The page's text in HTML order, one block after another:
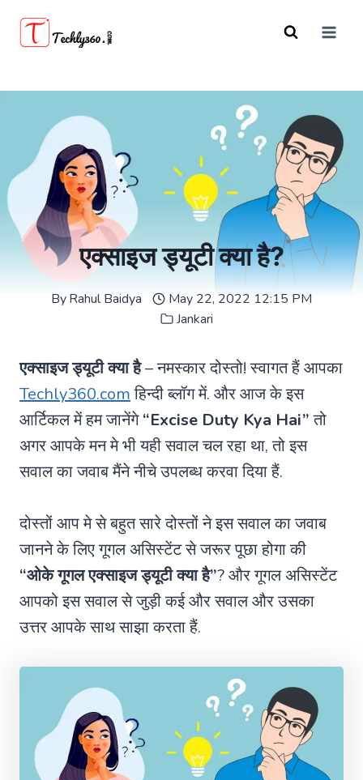
एक्साइज ड्यूटी क्या है?
ByRahul Baidya
May 22, 2022 12:15 PM
Jankari
एक्साइज ड्यूटी क्या है– नमस्कार दोस्तो! स्वागत हैं आपका
Techly360.comहिन्दी ब्लॉग में. और आज के इस
आर्टिकल में हम जानेंगे“Excise Duty Kya Hai”तो
अगर आपके मन मे भी यही सवाल चल रहा था, तो इस
सवाल का जवाब मैंने नीचे उपलब्ध करवा दिया हैं.
दोस्तों आप मे से बहुत सारे दोस्तों ने इस सवाल का जवाब
जानने के लिए गूगल असिस्टेंट से जरूर पूछा होगा की
“ओके गूगल एक्साइज ड्यूटी क्या है”? और गूगल असिस्टेंट
आपको इस सवाल से जुड़ी कई और सवाल और उसका
उत्तर आपके साथ साझा करता हैं.